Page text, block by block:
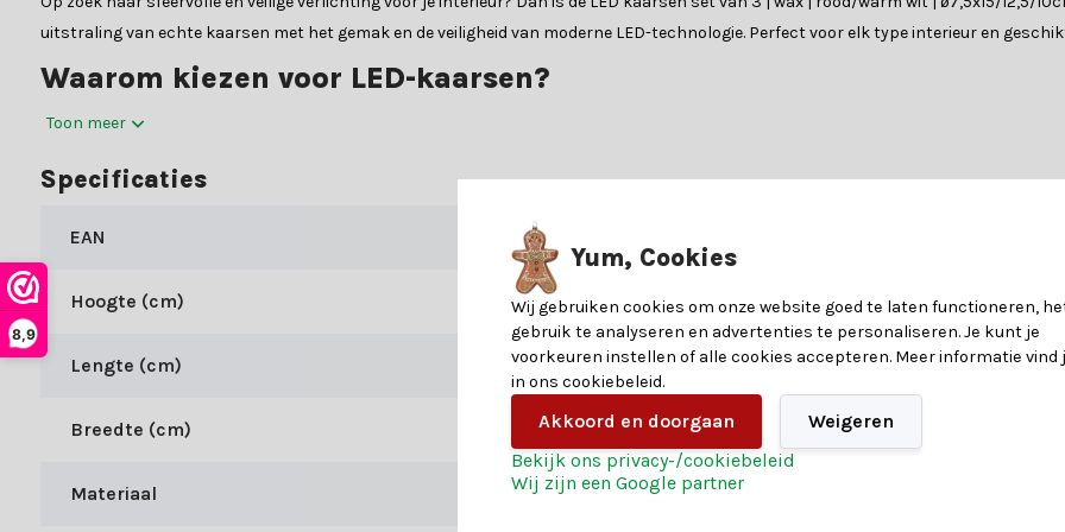
8,9
uitstraling van echte kaarsen met het gemak en de veiligheid van moderne LED-technologie. Perfect voor elk type interieur en
Waarom kiezen voor LED-kaarsen?
De LED-kaarsen van het merk Lumineo bieden de perfecte balans tussen sfeer, veiligheid en gebruiksgemak. Ze zijn ideaal voor
LED-kaars:
Materiaal:
Kleur verlichting:
Hieronder vind je enkele belangrijke specificaties van onze LED-kaarsen. Voor meer informatie raadpleeg je de specificatietabel.
Diameter (cm):
Voeding:
Toon meer
Specificaties
EAN
Hoogte (cm) 19
Lengte (cm) 7
Breedte (cm) 7
Materiaal Wax
Yum, Cookies
Wij gebruiken cookies om onze website goed te laten functioneren,
gebruik te analyseren en advertenties te personaliseren. Je kunt je
voorkeuren instellen of alle cookies accepteren. Meer informatie vind
in ons cookiebeleid.
Akkoord en doorgaan
Weigeren
Bekijk ons privacy-/cookiebeleid
Wij zijn een Google partner